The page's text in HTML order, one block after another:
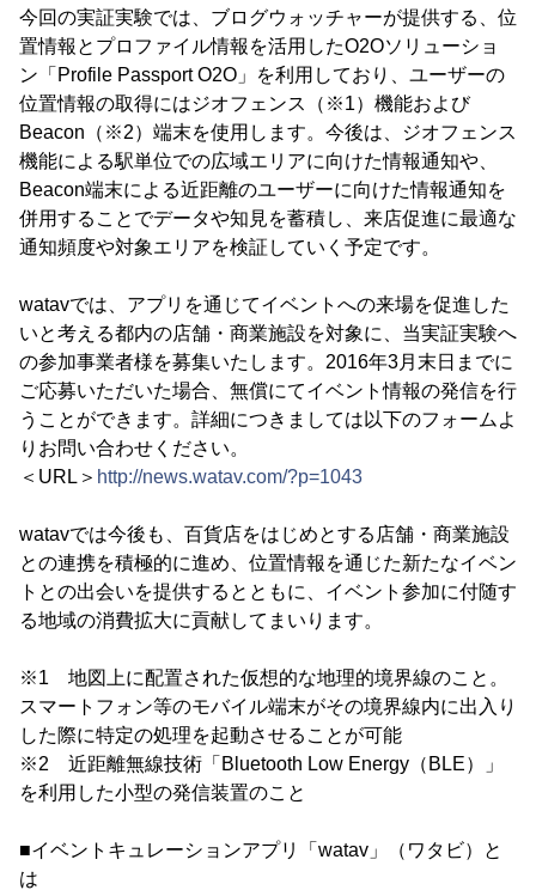
今回の実証実験では、ブログウォッチャーが提供する、位
置情報とプロファイル情報を活用したO2Oソリューショ
ン「Profile Passport O2O」を利用しており、ユーザーの
位置情報の取得にはジオフェンス（※1）機能および
Beacon（※2）端末を使用します。今後は、ジオフェンス
機能による駅単位での広域エリアに向けた情報通知や、
Beacon端末による近距離のユーザーに向けた情報通知を
併用することでデータや知見を蓄積し、来店促進に最適な
通知頻度や対象エリアを検証していく予定です。
watavでは、アプリを通じてイベントへの来場を促進した
いと考える都内の店舗・商業施設を対象に、当実証実験へ
の参加事業者様を募集いたします。2016年3月末日までに
ご応募いただいた場合、無償にてイベント情報の発信を行
うことができます。詳細につきましては以下のフォームよ
りお問い合わせください。
＜URL＞ http://news.watav.com/?p=1043
watavでは今後も、百貨店をはじめとする店舗・商業施設
との連携を積極的に進め、位置情報を通じた新たなイベン
トとの出会いを提供するとともに、イベント参加に付随す
る地域の消費拡大に貢献してまいります。
※1 地図上に配置された仮想的な地理的境界線のこと。
スマートフォン等のモバイル端末がその境界線内に出入り
した際に特定の処理を起動させることが可能
※2 近距離無線技術「Bluetooth Low Energy（BLE）」
を利用した小型の発信装置のこと
■イベントキュレーションアプリ「watav」（ワタビ）と
は